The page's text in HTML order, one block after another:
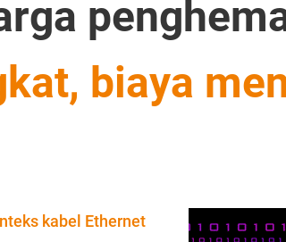
biaya
kabel Ethernet